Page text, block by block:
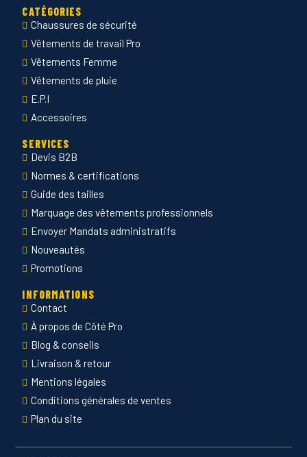
CATÉGORIES
Chaussures de sécurité
Vêtements de travail Pro
Vêtements Femme
Vêtements de pluie
E.P.I
Accessoires
SERVICES
Devis B2B
Normes & certifications
Guide des tailles
Marquage des vêtements professionnels
Envoyer Mandats administratifs
Nouveautés
Promotions
INFORMATIONS
Contact
À propos de Côté Pro
Blog & conseils
Livraison & retour
Mentions légales
Conditions générales de ventes
Plan du site